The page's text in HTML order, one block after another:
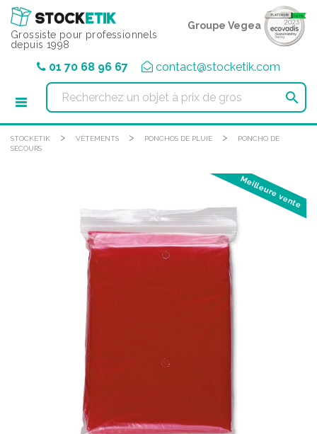
Grossiste pour professionnels
depuis 1998
Groupe Vegea
01 70 68 96 67 contact@stocketik.com

STOCKETIK > VÊTEMENTS > PONCHOS DE PLUIE >
PONCHO DE
SECOURS
Meilleure vente
Panneau de gestion des cookies